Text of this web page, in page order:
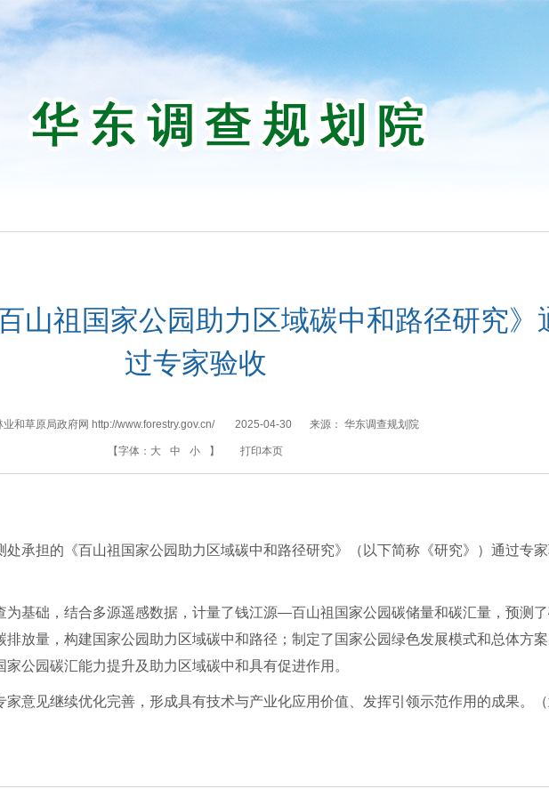
山祖国家公园助力区域碳中和路径研究》
过专家验收
业和草原局政府网 http://www.forestry.gov.cn/ 2025-04-30 来源： 华东调查规划院
【字体： 大 中 小 】 打印本页
处承担的《百山祖国家公园助力区域碳中和路径研究》（以下简称《研究》）通过专
为基础，结合多源遥感数据，计量了钱江源—百山祖国家公园碳储量和碳汇量，预测
放量，构建国家公园助力区域碳中和路径；制定了国家公园绿色发展模式和总体方案
公园碳汇能力提升及助力区域碳中和具有促进作用。
家意见继续优化完善，形成具有技术与产业化应用价值、发挥引领示范作用的成果。